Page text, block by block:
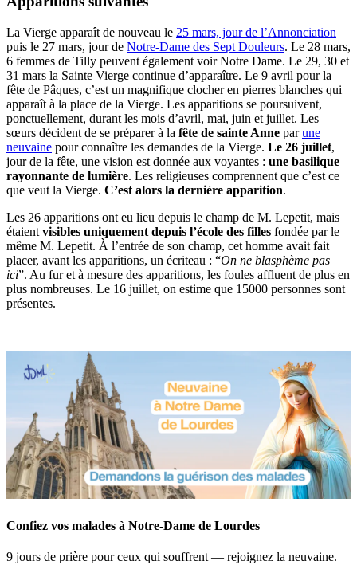
La Vierge apparaît de nouveau le 25 mars, jour de l’Annonciation
puis le 27 mars, jour de Notre-Dame des Sept Douleurs. Le 28 mars,
6 femmes de Tilly peuvent également voir Notre Dame. Le 29, 30 et
31 mars la Sainte Vierge continue d’apparaître. Le 9 avril pour la
fête de Pâques, c’est un magnifique clocher en pierres blanches qui
apparaît à la place de la Vierge. Les apparitions se poursuivent,
ponctuellement, durant les mois d’avril, mai, juin et juillet. Les
sœurs décident de se préparer à la fête de sainte Anne parune
neuvaine pour connaître les demandes de la Vierge. Le 26 juillet,
jour de la fête, une vision est donnée aux voyantes : une basilique
rayonnante de lumière. Les religieuses comprennent que c’est ce
que veut la Vierge. C’est alors la dernière apparition.
Les 26 apparitions ont eu lieu depuis le champ de M. Lepetit, mais
étaient visibles uniquement depuis l’école des filles fondée par le
même M. Lepetit. À l’entrée de son champ, cet homme avait fait
placer, avant les apparitions, un écriteau : “On ne blasphème pas
ici”. Au fur et à mesure des apparitions, les foules affluent de plus en
plus nombreuses. Le 16 juillet, on estime que 15000 personnes sont
présentes.
Confiez vos malades à Notre-Dame de Lourdes
9 jours de prière pour ceux qui souffrent — rejoignez la neuvaine.